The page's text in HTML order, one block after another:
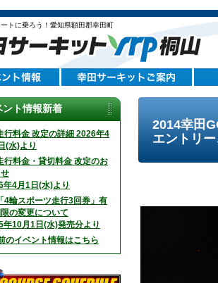
トに乗ろう！愛知県額田郡幸田町
2014幸田
エントリ
ント情報新着
行料金 改定の詳細 2026年4
(水)より
行料金・貸切料金 改定のお
年4月1日(水)より
「4輪スポーツ走行3回券」有
の変更について
年10月1日(水)発売分より
のイベント情報はこちら